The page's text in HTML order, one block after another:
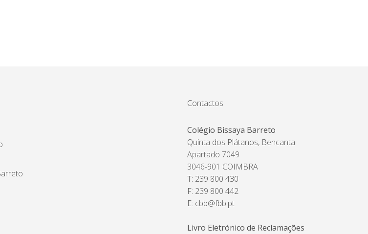
Contactos
Colégio Bissaya Barreto
Quinta dos Plátanos, Bencanta
Apartado 7049
3046-901 COIMBRA
T: 239 800 430
F: 239 800 442
E: cbb@fbb.pt
Livro Eletrónico de Reclamações